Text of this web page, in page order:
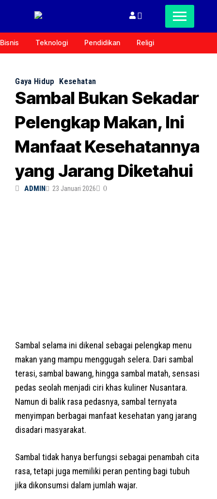
Bisnis Teknologi Pendidikan Religi
Gaya Hidup Kesehatan
Sambal Bukan Sekadar
Pelengkap Makan, Ini
Manfaat Kesehatannya
yang Jarang Diketahui
ADMIN 23 Januari 2026 0
Sambal selama ini dikenal sebagai pelengkap menu
makan yang mampu menggugah selera. Dari sambal
terasi, sambal bawang, hingga sambal matah, sensasi
pedas seolah menjadi ciri khas kuliner Nusantara.
Namun di balik rasa pedasnya, sambal ternyata
menyimpan berbagai manfaat kesehatan yang jarang
disadari masyarakat.
Sambal tidak hanya berfungsi sebagai penambah cita
rasa, tetapi juga memiliki peran penting bagi tubuh
jika dikonsumsi dalam jumlah wajar.